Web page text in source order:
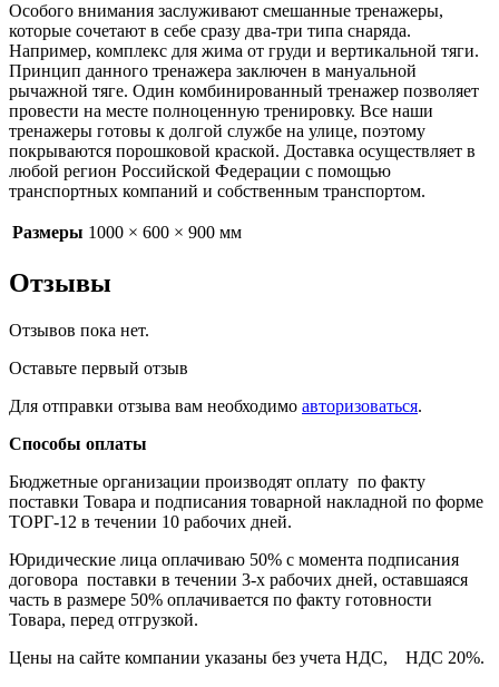
Особого внимания заслуживают смешанные тренажеры,
которые сочетают в себе сразу два-три типа снаряда.
Например, комплекс для жима от груди и вертикальной тяги.
Принцип данного тренажера заключен в мануальной
рычажной тяге. Один комбинированный тренажер позволяет
провести на месте полноценную тренировку. Все наши
тренажеры готовы к долгой службе на улице, поэтому
покрываются порошковой краской. Доставка осуществляет в
любой регион Российской Федерации с помощью
транспортных компаний и собственным транспортом.
Размеры 1000 × 600 × 900 мм
Отзывы
Отзывов пока нет.
Оставьте первый отзыв
Для отправки отзыва вам необходимо авторизоваться.
Способы оплаты
Бюджетные организации производят оплату по факту
поставки Товара и подписания товарной накладной по форме
ТОРГ-12 в течении 10 рабочих дней.
Юридические лица оплачиваю 50% с момента подписания
договора поставки в течении 3-х рабочих дней, оставшаяся
часть в размере 50% оплачивается по факту готовности
Товара, перед отгрузкой.
Цены на сайте компании указаны без учета НДС, НДС 20%.